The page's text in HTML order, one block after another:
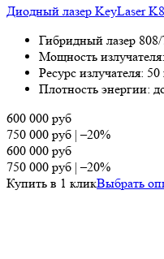
Диодный лазер KeyLaser
Гибридный лазер
Мощность
Ресурс излучателя:
Плотность энергии:
600 000 руб
750 000 руб |–20%
600 000 руб
750 000 руб |–20%
Купить в 1 кликВыбрать